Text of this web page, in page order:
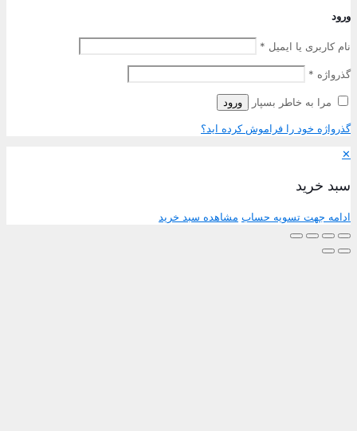
کاربری یا ایمیل*
*
مرا به خاطر بسپار ورود
خود را فراموش کرده اید؟
خرید
جهت تسویه حساب مشاهده سبد خرید